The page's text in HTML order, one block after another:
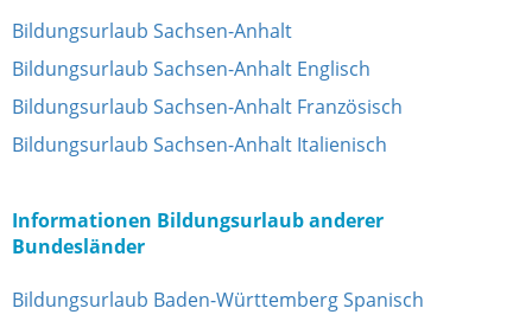
Bildungsurlaub Sachsen-Anhalt
Bildungsurlaub Sachsen-Anhalt Englisch
Bildungsurlaub Sachsen-Anhalt Französisch
Bildungsurlaub Sachsen-Anhalt Italienisch
Informationen Bildungsurlaub anderer
Bundesländer
Bildungsurlaub Baden-Württemberg Spanisch